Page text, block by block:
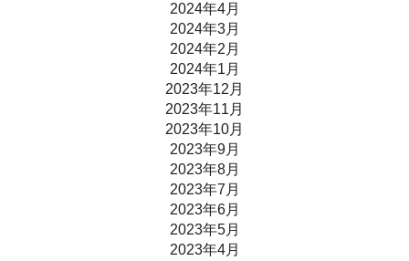
2024年4月
2024年3月
2024年2月
2024年1月
2023年12月
2023年11月
2023年10月
2023年9月
2023年8月
2023年7月
2023年6月
2023年5月
2023年4月